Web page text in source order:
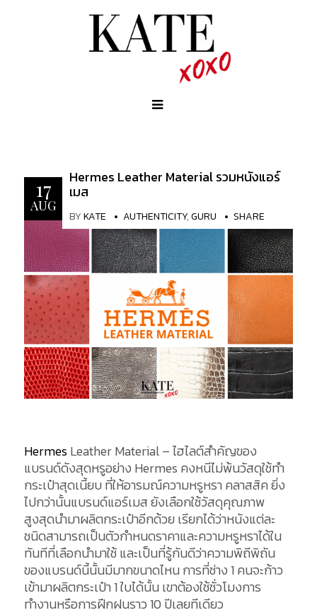
17
AUG
Hermes Leather Material รวมหนังแอร์
เมส
BYKATE AUTHENTICITY,GURU SHARE
HermesLeather Material – ไฮไลต์สำคัญของ
แบรนด์ดังสุดหรูอย่าง Hermes คงหนีไม่พ้นวัสดุใช้ทำ
กระเป๋าสุดเนี้ยบ ที่ให้อารมณ์ความหรูหรา คลาสสิค ยิ่ง
ไปกว่านั้นแบรนด์แอร์เมส ยังเลือกใช้วัสดุคุณภาพ
สูงสุดนำมาผลิตกระเป๋าอีกด้วย เรียกได้ว่าหนังแต่ละ
ชนิดสามารถเป็นตัวกำหนดราคาและความหรูหราได้ใน
ทันทีที่เลือกนำมาใช้ และเป็นที่รู้กันดีว่าความพิถีพิถัน
ของแบรนด์นี้นั้นมีมากขนาดไหน การที่ช่าง 1 คนจะก้าว
เข้ามาผลิตกระเป๋า 1 ใบได้นั้น เขาต้องใช้ชั่วโมงการ
ทำงานหรือการฝึกฝนราว 10 ปีเลยทีเดียว